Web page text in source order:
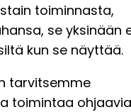
toiminnasta,
se yksinään
kun se näyttää.
tarvitsemme
toimintaa ohjaavia